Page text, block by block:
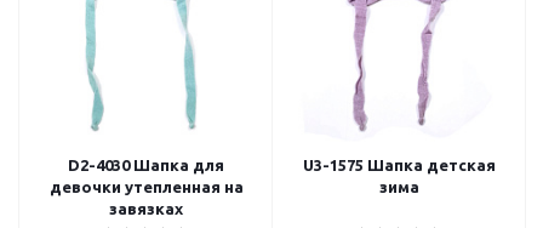
D2-4030 Шапка для
девочки утепленная на
завязках
U3-1575 Шапка детская
зима